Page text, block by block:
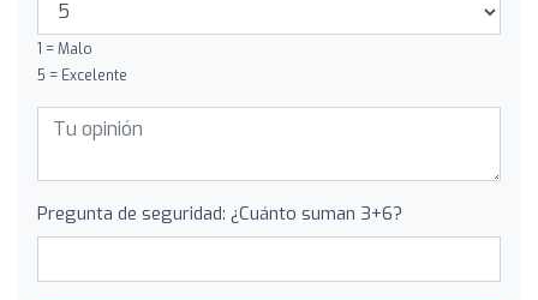
1 = Malo
5 = Excelente
Pregunta de seguridad: ¿Cuánto suman 3+6?